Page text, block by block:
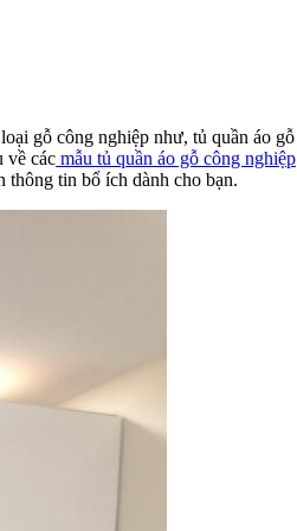
gỗ công nghiệp như, tủ quần áo gỗ
về các mẫu tủ quần áo gỗ công nghiệp
thông tin bổ ích dành cho bạn.